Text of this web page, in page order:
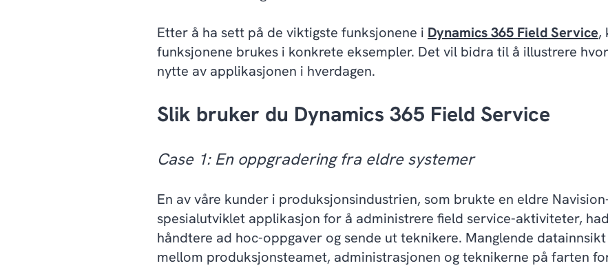
Etter å ha sett på de viktigste funksjonene i Dynamics 365 Field Service,
funksjonene brukes i konkrete eksempler. Det vil bidra til å illustrere
nytte av applikasjonen i hverdagen.
Slik bruker du Dynamics 365 Field Service
Case 1: En oppgradering fra eldre systemer
En av våre kunder i produksjonsindustrien, som brukte en eldre
spesialutviklet applikasjon for å administrere field service-aktiviteter,
håndtere ad hoc-oppgaver og sende ut teknikere. Manglende
mellom produksjonsteamet, administrasjonen og teknikerne på farten